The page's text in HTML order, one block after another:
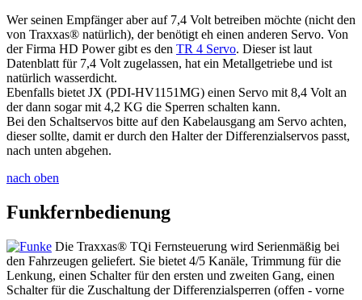
Wer seinen Empfänger aber auf 7,4 Volt betreiben möchte (nicht den
von Traxxas® natürlich), der benötigt eh einen anderen Servo. Von
der Firma HD Power gibt es den TR 4 Servo. Dieser ist laut
Datenblatt für 7,4 Volt zugelassen, hat ein Metallgetriebe und ist
natürlich wasserdicht.
Ebenfalls bietet JX (PDI-HV1151MG) einen Servo mit 8,4 Volt an
der dann sogar mit 4,2 KG die Sperren schalten kann.
Bei den Schaltservos bitte auf den Kabelausgang am Servo achten,
dieser sollte, damit er durch den Halter der Differenzialservos passt,
nach unten abgehen.
nach oben
Funkfernbedienung
Die Traxxas® TQi Fernsteuerung wird Serienmäßig bei
den Fahrzeugen geliefert. Sie bietet 4/5 Kanäle, Trimmung für die
Lenkung, einen Schalter für den ersten und zweiten Gang, einen
Schalter für die Zuschaltung der Differenzialsperren (offen - vorne